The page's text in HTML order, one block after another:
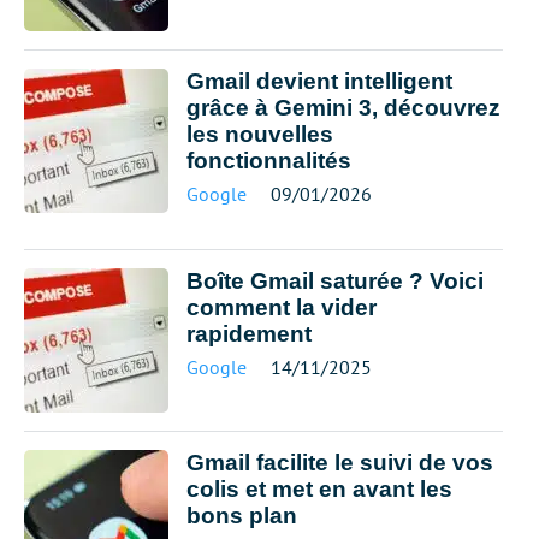
Gmail devient intelligent
grâce à Gemini 3, découvrez
les nouvelles
fonctionnalités
Google 09/01/2026
Boîte Gmail saturée ? Voici
comment la vider
rapidement
Google 14/11/2025
Gmail facilite le suivi de vos
colis et met en avant les
bons plan